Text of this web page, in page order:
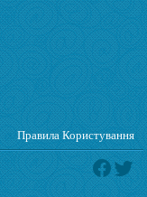
Правила Користування